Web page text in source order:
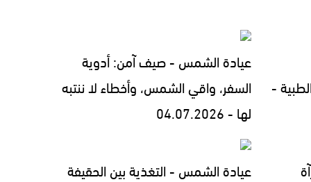
-
عيادة الشمس - صيف آمن: أدوية
السفر، واقي الشمس، وأخطاء لا ننتبه
لها - 04.07.2026
عيادة الشمس - التغذية بين الحقيفة